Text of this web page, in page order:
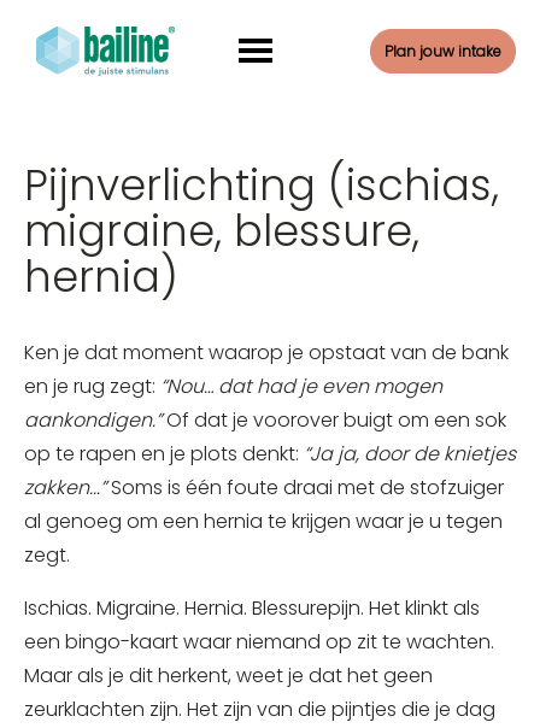
Plan jouw intake
Pijnverlichting (ischias,
migraine, blessure,
hernia)
Ken je dat moment waarop je opstaat van de bank
en je rug zegt: “Nou… dat had je even mogen
aankondigen.”Of dat je voorover buigt om een sok
op te rapen en je plots denkt: “Ja ja, door de knietjes
zakken...”Soms is één foute draai met de stofzuiger
al genoeg om een hernia te krijgen waar je u tegen
zegt.
Ischias. Migraine. Hernia. Blessurepijn. Het klinkt als
een bingo-kaart waar niemand op zit te wachten.
Maar als je dit herkent, weet je dat het geen
zeurklachten zijn. Het zijn van die pijntjes die je dag